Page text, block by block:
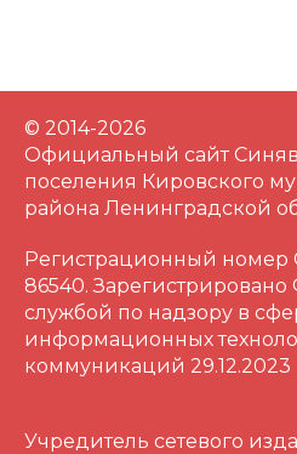
© 2014-2026
Официальный сайт
поселения Кировского
района Ленинградской
Регистрационный
86540.
службой по надзору в
информационных
коммуникаций 29.12.2023
Учредитель сетевого